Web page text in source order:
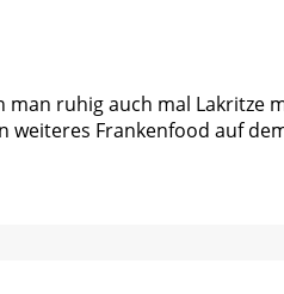
ruhig auch mal
Frankenfood auf